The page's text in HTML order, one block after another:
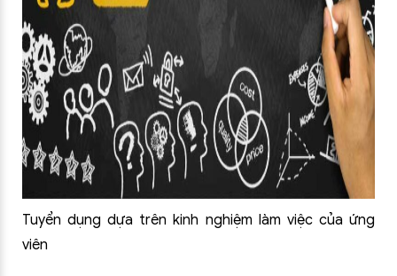
Tuyển dụng dựa trên kinh nghiệm làm việc của ứng
viên